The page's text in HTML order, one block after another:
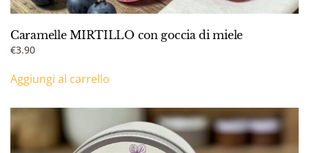
Caramelle MIRTILLO con goccia di miele
€3.90
Aggiungi al carrello